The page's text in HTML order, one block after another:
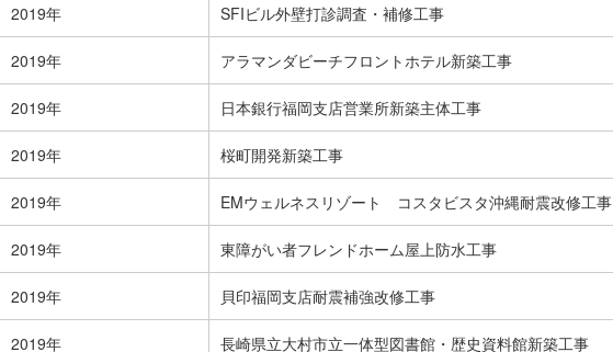
2019年 SFIビル外壁打診調査・補修工事
2019年 アラマンダビーチフロントホテル新築工事
2019年 日本銀行福岡支店営業所新築主体工事
2019年 桜町開発新築工事
2019年 EMウェルネスリゾート コスタビスタ沖縄耐震改修工事
2019年 東障がい者フレンドホーム屋上防水工事
2019年 貝印福岡支店耐震補強改修工事
2019年 長崎県立大村市立一体型図書館・歴史資料館新築工事